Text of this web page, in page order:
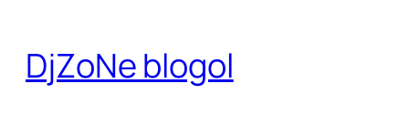
tartalomhoz
DjZoNe blogol